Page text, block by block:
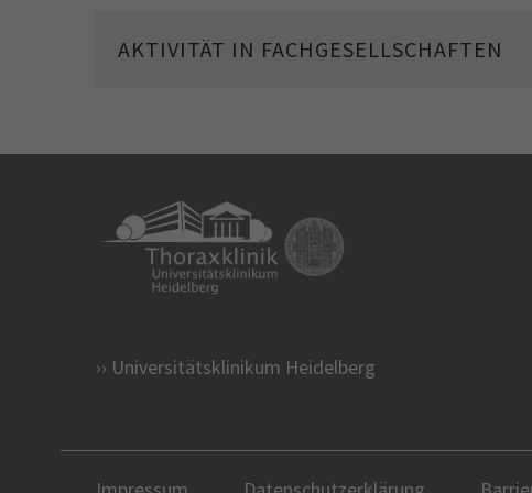
AKTIVITÄT IN FACHGESELLSCHAFTEN
Universitätsklinikum Heidelberg